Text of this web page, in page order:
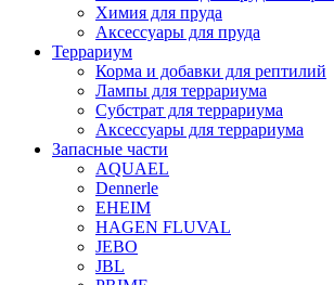
Химия для пруда
Аксессуары для пруда
Террариум
Корма и добавки для рептилий
Лампы для террариума
Субстрат для террариума
Аксессуары для террариума
Запасные части
AQUAEL
Dennerle
EHEIM
HAGEN FLUVAL
JEBO
JBL